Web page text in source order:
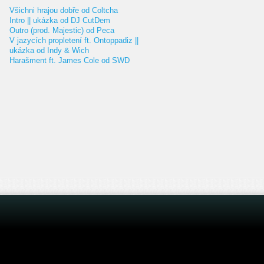
Všichni hrajou dobře od Coltcha
Intro || ukázka od DJ CutDem
Outro (prod. Majestic) od Peca
V jazycích propletení ft. Ontoppadiz ||
ukázka od Indy & Wich
Harašment ft. James Cole od SWD